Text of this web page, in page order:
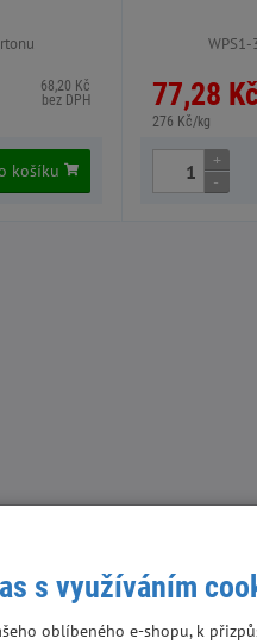
68,20 Kč
bez DPH
košíku
WPS1-
77,28 Kč
276 Kč/kg
+
-
s využíváním
oblíbeného e-shopu, k